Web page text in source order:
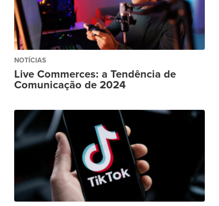
NOTÍCIAS
Live Commerces: a Tendência de
Comunicação de 2024